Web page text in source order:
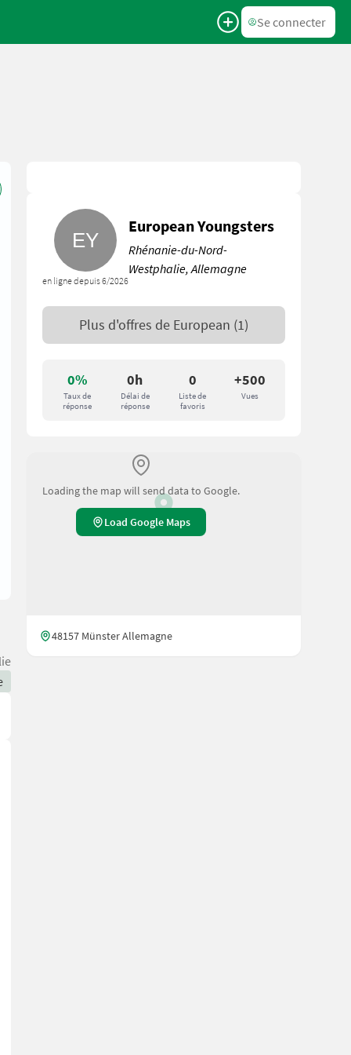
Se connecter
0%
Taux de
réponse
0h
Délai de
réponse
0
Liste de
favoris
+500
Vues
en ligne depuis 6/2026
European Youngsters
Rhénanie-du-Nord-
Westphalie, Allemagne
Plus d'offres de European (1)
Loading the map will send data to Google.
Load Google Maps
48157 Münster Allemagne